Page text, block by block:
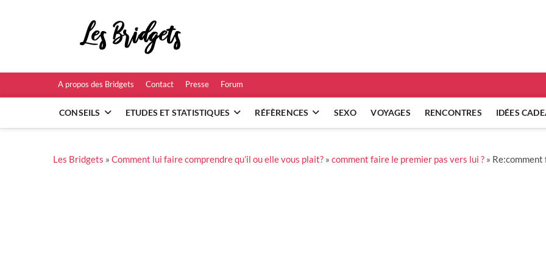
A propos des Bridgets Contact Presse Forum
CONSEILS ETUDES ET STATISTIQUES RÉFÈRENCES SEXO VOYAGES RENCONTRES IDÉES
Les Bridgets » Comment lui faire comprendre qu’il ou elle vous plait? » comment faire le premier pas vers lui ? » Re:comment